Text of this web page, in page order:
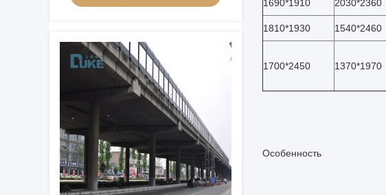
1690*1910 2030*2360
1810*1930 1540*2460
1700*2450 1370*1970
Особенность